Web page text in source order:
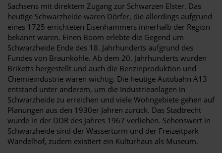
Sachsens mit direktem Zugang zur Schwarzen Elster. Das
heutige Schwarzheide waren Dörfer, die allerdings aufgrund
eines 1725 errichteten Eisenhammers innerhalb der Region
bekannt waren. Einen Boom erlebte die Gegend um
Schwarzheide Ende des 18. Jahrhunderts aufgrund des
Fundes von Braunkohle. Ab dem 20. Jahrhunderts wurden
Briketts hergestellt und auch die Benzinproduktion und
Chemieindustrie waren wichtig. Die heutige Autobahn A13
entstand unter anderem, um die Industrieanlagen in
Schwarzheide zu erreichen und viele Wohngebiete gehen auf
Planungen aus den 1930er Jahren zurück. Das Stadtrecht
wurde in der DDR des Jahres 1967 verliehen. Sehenswert in
Schwarzheide sind der Wasserturm und der Freizeitpark
Wandelhof, zudem existiert ein Kulturhaus als Museum.